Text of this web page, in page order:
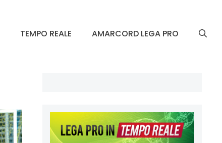
TEMPO REALE AMARCORD LEGA PRO